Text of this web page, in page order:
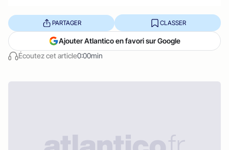
Écoutez cet article0:00min
PARTAGER CLASSER
Ajouter Atlantico en favori sur Google